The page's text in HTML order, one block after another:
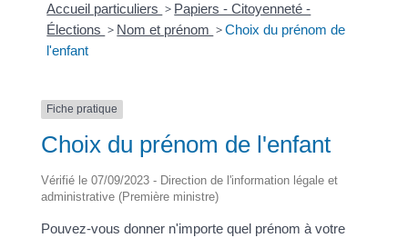
Accueil particuliers > Papiers - Citoyenneté -
Élections > Nom et prénom >Choix du prénom de
l'enfant
Fiche pratique
Choix du prénom de l'enfant
Vérifié le 07/09/2023 - Direction de l'information légale et
administrative (Première ministre)
Pouvez-vous donner n'importe quel prénom à votre